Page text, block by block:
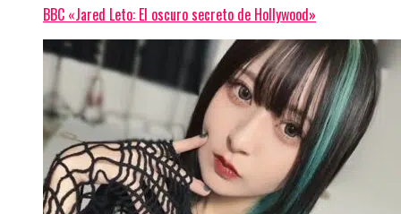
BBC «Jared Leto: El oscuro secreto de Hollywood»